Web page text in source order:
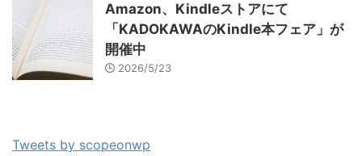
Amazon、Kindleストアにて
「KADOKAWAのKindle本フェア」が
開催中
2026/5/23
Tweets by scopeonwp